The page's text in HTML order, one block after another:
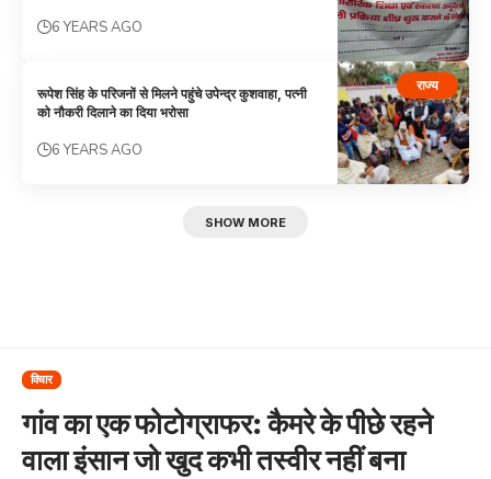
6 YEARS AGO
राज्य
रूपेश सिंह के परिजनों से मिलने पहुंचे उपेन्द्र कुशवाहा, पत्नी
को नौकरी दिलाने का दिया भरोसा
6 YEARS AGO
SHOW MORE
विचार
गांव का एक फोटोग्राफर: कैमरे के पीछे रहने
वाला इंसान जो खुद कभी तस्वीर नहीं बना